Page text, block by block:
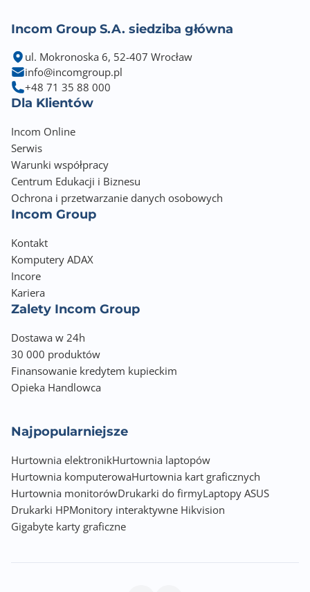
Incom Group S.A. siedziba główna
ul. Mokronoska 6, 52-407 Wrocław
info@incomgroup.pl
+48 71 35 88 000
Dla Klientów
Incom Online
Serwis
Warunki współpracy
Centrum Edukacji i Biznesu
Ochrona i przetwarzanie danych osobowych
Incom Group
Kontakt
Komputery ADAX
Incore
Kariera
Zalety Incom Group
Dostawa w 24h
30 000 produktów
Finansowanie kredytem kupieckim
Opieka Handlowca
Najpopularniejsze
Hurtownia elektronikHurtownia laptopów
Hurtownia komputerowaHurtownia kart graficznych
Hurtownia monitorówDrukarki do firmyLaptopy ASUS
Drukarki HPMonitory interaktywne Hikvision
Gigabyte karty graficzne